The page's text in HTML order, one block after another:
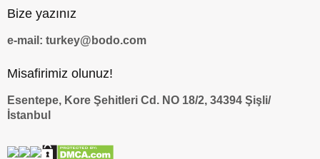
Bize yazınız
e-mail: turkey@bodo.com
Misafirimiz olunuz!
Esentepe, Kore Şehitleri Cd. NO 18/2, 34394 Şişli/
İstanbul